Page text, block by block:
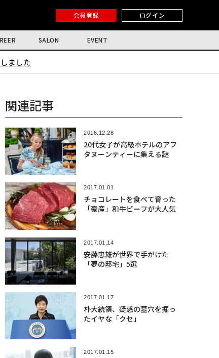
会員登録 ログイン
SALON EVENT
ました
関連記事
2016.12.28
20代女子が高級ホテルのアフ
タヌーンティーに集える謎
2017.01.01
チョコレートを食べて育った
「豪産」和牛ビーフが大人気
2017.01.14
安藤忠雄が世界で手がけた
「夢の邸宅」5選
2017.01.17
朴大統領、疑惑の墓穴を掘っ
たイヤな「クセ」
2017.01.15